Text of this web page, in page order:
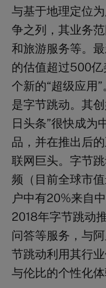
与基于地理定位
争之列，其业务
和旅游服务等。
的估值超过500
个新的“超级应用
是字节跳动。其
日头条”很快成为
品，并在推出后
联网巨头。字节
频（目前全球市
户中有20%来自
2018年字节跳动
问答等服务，与
节跳动利用其行
与伦比的个性化体